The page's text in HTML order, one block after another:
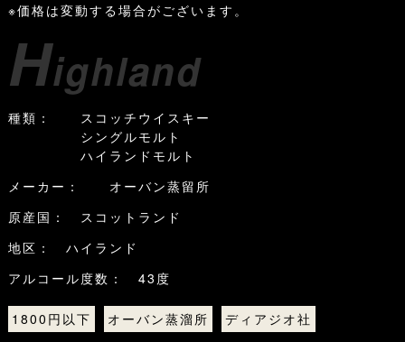
※価格は変動する場合がございます。
Highland
種類： スコッチウイスキー
シングルモルト
ハイランドモルト
メーカー： オーバン蒸留所
原産国： スコットランド
地区： ハイランド
アルコール度数： 43度
1800円以下 オーバン蒸溜所 ディアジオ社